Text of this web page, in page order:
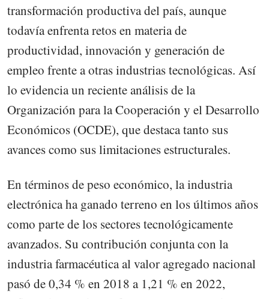
transformación productiva del país, aunque
todavía enfrenta retos en materia de
productividad, innovación y generación de
empleo frente a otras industrias tecnológicas. Así
lo evidencia un reciente análisis de la
Organización para la Cooperación y el Desarrollo
Económicos (OCDE), que destaca tanto sus
avances como sus limitaciones estructurales.
En términos de peso económico, la industria
electrónica ha ganado terreno en los últimos años
como parte de los sectores tecnológicamente
avanzados. Su contribución conjunta con la
industria farmacéutica al valor agregado nacional
pasó de 0,34 % en 2018 a 1,21 % en 2022,